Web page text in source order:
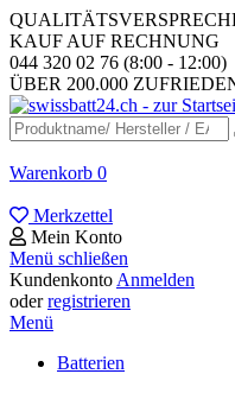
KAUF AUF RECHNUNG
044 320 02 76 (8:00 - 12:00)
ÜBER 200.000
Warenkorb 0
Merkzettel
Mein Konto
Menü schließen
Kundenkonto Anmelden
oderregistrieren
Menü
Batterien